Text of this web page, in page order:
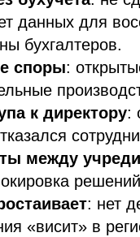
данных для
бухгалтеров.
споры:
к директору:
между
: нет
«висит» в